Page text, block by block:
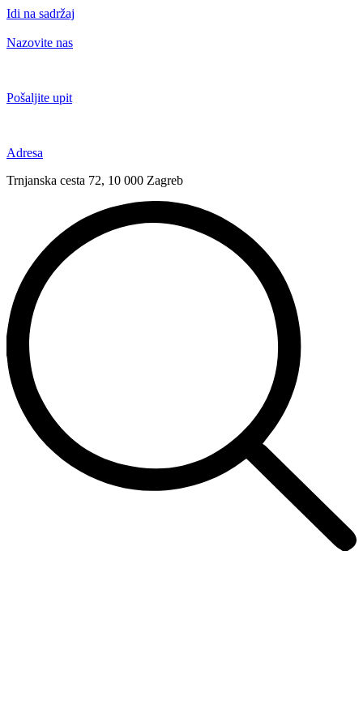
Idi na sadržaj
Nazovite nas
Pošaljite upit
Adresa
Trnjanska cesta 72, 10 000 Zagreb